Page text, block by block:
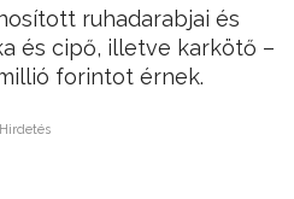
ruhadarabjai és
és cipő, illetve karkötő –
forintot érnek.
Hirdetés